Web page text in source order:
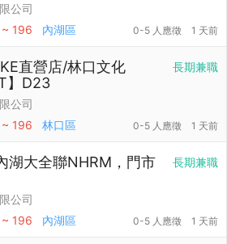
公司
196 內湖區 0-5 人應徵 1 天前
長期兼職
直營店/林口文化
】D23
公司
196 林口區 0-5 人應徵 1 天前
長期兼職
湖大全聯NHRM，門市
公司
196 內湖區 0-5 人應徵 1 天前